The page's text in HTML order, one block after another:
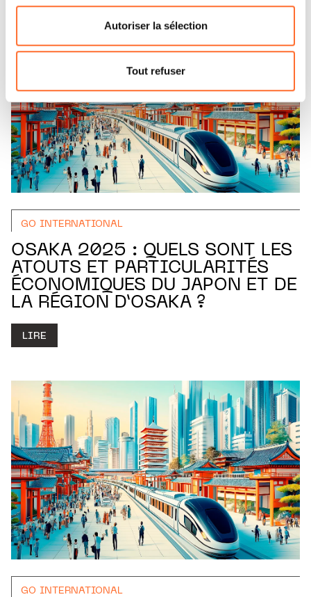
flottante en bas à gauche de chaque page.
Pour de plus amples informations sur la manière dont
nous utilisons lescookies et sommes amenés à traiter
Charte d’usage des cookieset notrePolitique de
protection des données personnelles.
Autoriser la sélection
Tout refuser
GO INTERNATIONAL
OSAKA 2025 : QUELS SONT LES
ATOUTS ET PARTICULARITÉS
ÉCONOMIQUES DU JAPON ET DE
LA RÉGION D’OSAKA ?
LIRE
GO INTERNATIONAL